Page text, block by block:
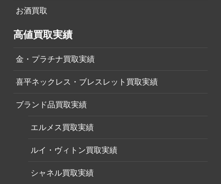
お酒買取
高値買取実績
金・プラチナ買取実績
喜平ネックレス・ブレスレット買取実績
ブランド品買取実績
エルメス買取実績
ルイ・ヴィトン買取実績
シャネル買取実績